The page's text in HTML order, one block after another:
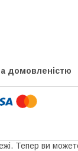
домовленістю
Тепер ви